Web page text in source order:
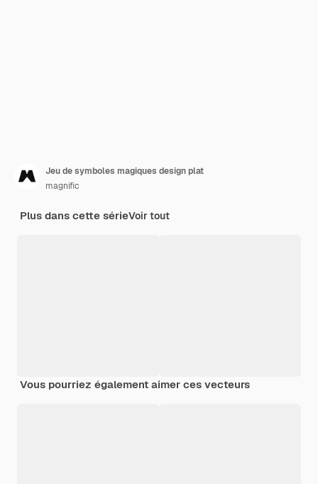
Jeu de symboles magiques design plat
magnific
Plus dans cette sérieVoir tout
Vous pourriez également aimer ces vecteurs